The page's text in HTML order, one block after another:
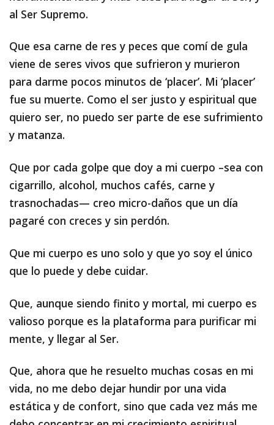
al Ser Supremo.
Que esa carne de res y peces que comí de gula
viene de seres vivos que sufrieron y murieron
para darme pocos minutos de ‘placer’. Mi ‘placer’
fue su muerte. Como el ser justo y espiritual que
quiero ser, no puedo ser parte de ese sufrimiento
y matanza.
Que por cada golpe que doy a mi cuerpo –sea con
cigarrillo, alcohol, muchos cafés, carne y
trasnochadas— creo micro-daños que un día
pagaré con creces y sin perdón.
Que mi cuerpo es uno solo y que yo soy el único
que lo puede y debe cuidar.
Que, aunque siendo finito y mortal, mi cuerpo es
valioso porque es la plataforma para purificar mi
mente, y llegar al Ser.
Que, ahora que he resuelto muchas cosas en mi
vida, no me debo dejar hundir por una vida
estática y de confort, sino que cada vez más me